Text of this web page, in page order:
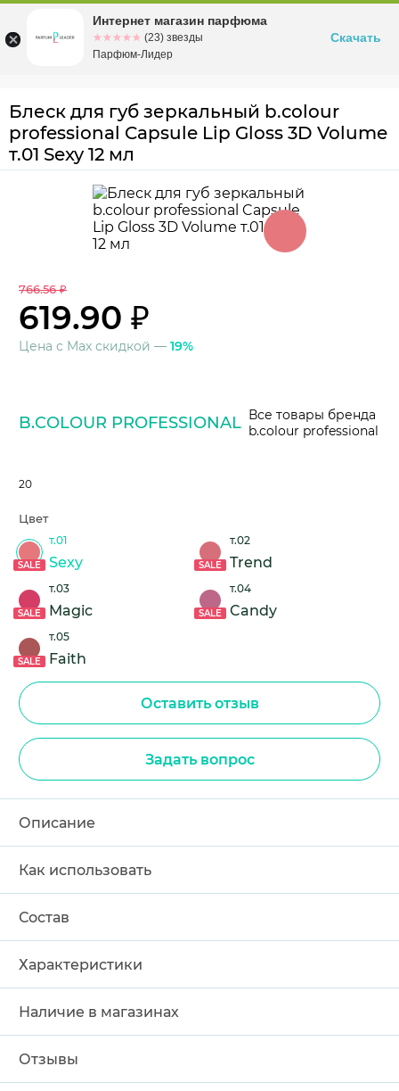
Омскул. Заозерная, 11, к. 1
Блеск для губ зеркальный b.colour
professional Capsule Lip Gloss 3D Volume
т.01 Sexy 12 мл
766.56 ₽
619.90 ₽
Цена с Max скидкой — 19%
B.COLOUR PROFESSIONAL Все товары бренда
b.colour professional
20
Цвет
SALE
т.01
Sexy SALE
т.02
Trend
SALE
т.03
Magic SALE
т.04
Candy
SALE
т.05
Faith
Оставить отзыв
Задать вопрос
Описание
Как использовать
Состав
Характеристики
Наличие в магазинах
Отзывы
Интернет магазин парфюма
☆☆☆☆☆
★★★★★ (23) звезды
Парфюм-Лидер
Скачать